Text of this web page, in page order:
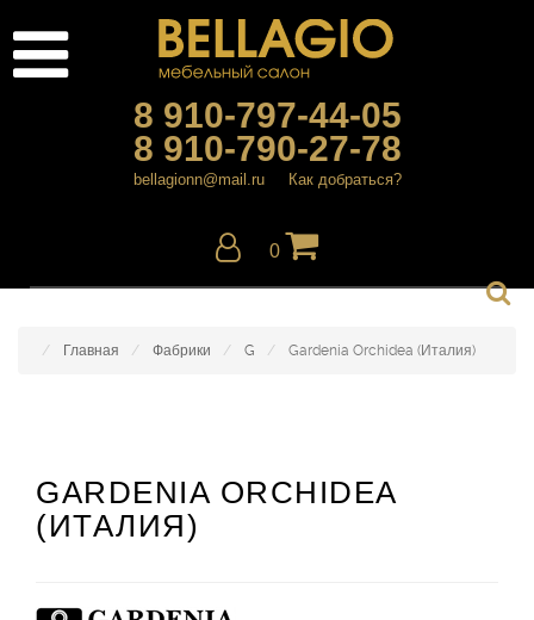
8 910-797-44-05
8 910-790-27-78
bellagionn@mail.ru Как добраться?
0
Главная Фабрики G Gardenia Orchidea (Италия)
GARDENIA ORCHIDEA
(ИТАЛИЯ)